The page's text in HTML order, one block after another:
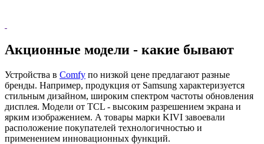
Акционные модели - какие бывают
Устройства в Comfy по низкой цене предлагают разные
бренды. Например, продукция от Samsung характеризуется
стильным дизайном, широким спектром частоты обновления
дисплея. Модели от TCL - высоким разрешением экрана и
ярким изображением. А товары марки KIVI завоевали
расположение покупателей технологичностью и
применением инновационных функций.